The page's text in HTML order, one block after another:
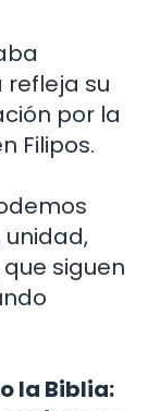
su
por la
Filipos.
siguen
la Biblia: